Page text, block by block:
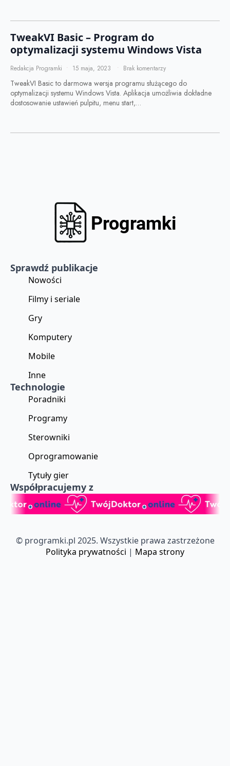
TweakVI Basic – Program do
optymalizacji systemu Windows Vista
Redakcja Programki 15 maja, 2023 Brak komentarzy
TweakVI Basic to darmowa wersja programu służącego do
optymalizacji systemu Windows Vista. Aplikacja umożliwia dokładne
dostosowanie ustawień pulpitu, menu start,…
Sprawdź publikacje
Nowości
Filmy i seriale
Gry
Komputery
Mobile
Inne
Technologie
Poradniki
Programy
Sterowniki
Oprogramowanie
Tytuły gier
Współpracujemy z
© programki.pl 2025. Wszystkie prawa zastrzeżone
Polityka prywatności | Mapa strony